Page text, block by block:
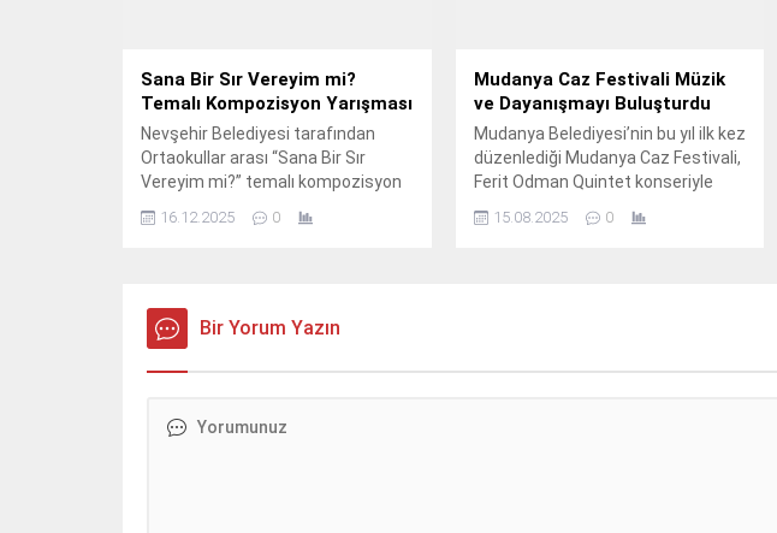
Sana Bir Sır Vereyim mi?
Temalı Kompozisyon Yarışması
Nevşehir Belediyesi tarafından
Ortaokullar arası “Sana Bir Sır
Vereyim mi?” temalı kompozisyon
16.12.2025 0
Mudanya Caz Festivali Müzik
ve Dayanışmayı Buluşturdu
Mudanya Belediyesi’nin bu yıl ilk kez
düzenlediği Mudanya Caz Festivali,
Ferit Odman Quintet konseriyle
15.08.2025 0
Bir Yorum Yazın